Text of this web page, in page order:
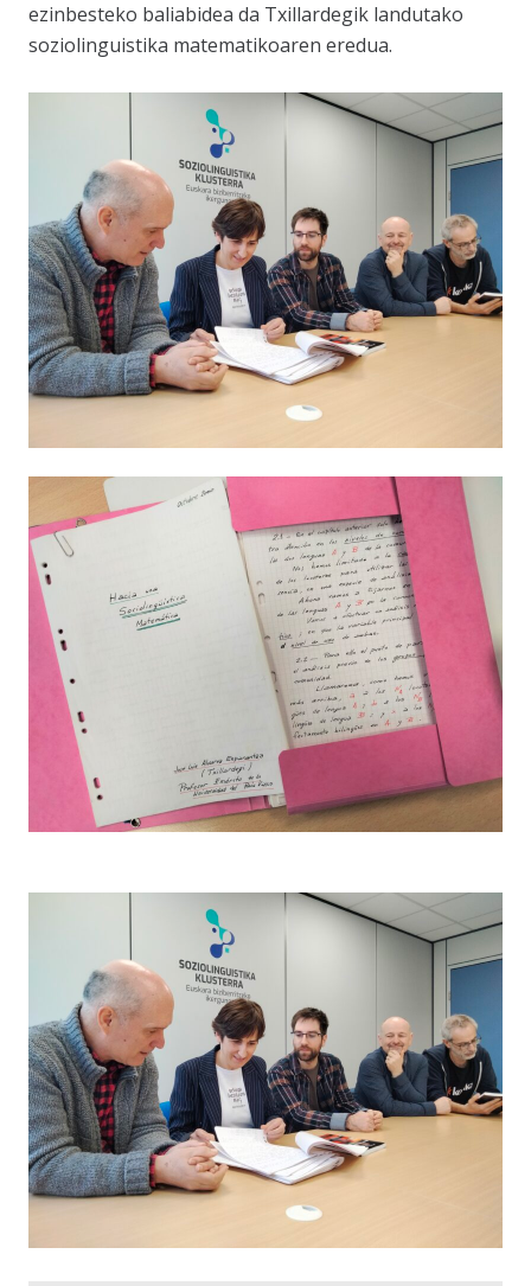
ezinbesteko baliabidea da Txillardegik landutako
soziolinguistika matematikoaren eredua.